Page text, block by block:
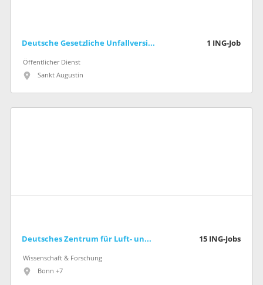
Deutsche Gesetzliche Unfallversicherung e.V. (DGUV) 1 ING-Job
Öffentlicher Dienst
Sankt Augustin
Deutsches Zentrum für Luft- und Raumfahrt (DLR) 15 ING-Jobs
Wissenschaft & Forschung
Bonn +7